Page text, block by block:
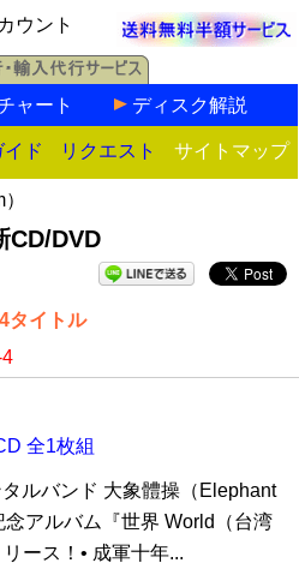
ウント
ャート ディスク解説
ド リクエスト サイトマップ
CD/DVD
タイトル
全1枚組
ルバンド 大象體操（Elephant
アルバム『世界 World（台湾
ース！• 成軍十年...